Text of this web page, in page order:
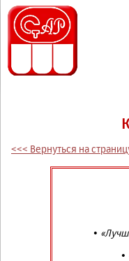
<<< Вернуться на
•
•